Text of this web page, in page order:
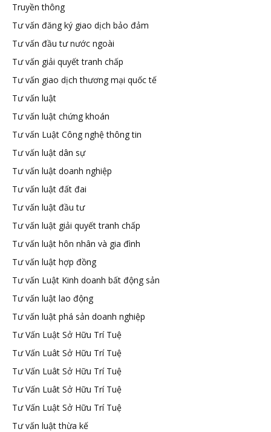
Truyền thông
Tư vấn đăng ký giao dịch bảo đảm
Tư vấn đầu tư nước ngoài
Tư vấn giải quyết tranh chấp
Tư vấn giao dịch thương mại quốc tế
Tư vấn luật
Tư vấn luật chứng khoán
Tư vấn Luật Công nghệ thông tin
Tư vấn luật dân sự
Tư vấn luật doanh nghiệp
Tư vấn luật đất đai
Tư vấn luật đầu tư
Tư vấn luật giải quyết tranh chấp
Tư vấn luật hôn nhân và gia đình
Tư vấn luật hợp đồng
Tư vấn Luật Kinh doanh bất động sản
Tư vấn luật lao động
Tư vấn luật phá sản doanh nghiệp
Tư Vấn Luật Sở Hữu Trí Tuệ
Tư Vấn Luât Sở Hữu Trí Tuệ
Tư Vấn Luât Sở Hữu Trí Tuệ
Tư Vấn Luât Sở Hữu Trí Tuệ
Tư Vấn Luật Sở Hữu Trí Tuệ
Tư vấn luật thừa kế